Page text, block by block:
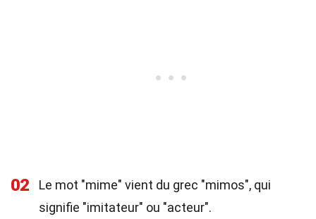
02
Le mot "mime" vient du grec "mimos", qui
signifie "imitateur" ou "acteur".